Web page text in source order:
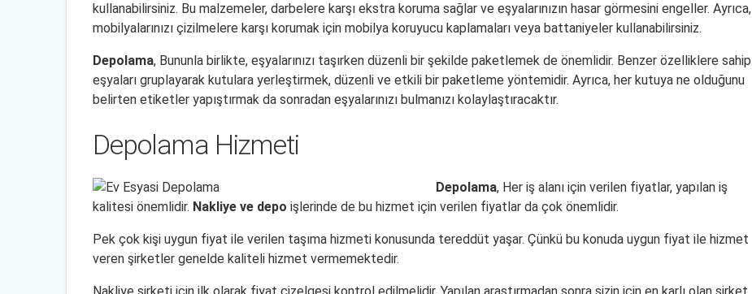
kullanabilirsiniz. Bu malzemeler, darbelere karşı ekstra koruma sağlar ve eşyalarınızın hasar görmesini engeller. Ayrıca,
mobilyalarınızı çizilmelere karşı korumak için mobilya koruyucu kaplamaları veya battaniyeler kullanabilirsiniz.
Depolama, Bununla birlikte, eşyalarınızı taşırken düzenli bir şekilde paketlemek de önemlidir. Benzer özelliklere sahip
eşyaları gruplayarak kutulara yerleştirmek, düzenli ve etkili bir paketleme yöntemidir. Ayrıca, her kutuya ne olduğunu
belirten etiketler yapıştırmak da sonradan eşyalarınızı bulmanızı kolaylaştıracaktır.
Depolama Hizmeti
Depolama, Her iş alanı için verilen fiyatlar, yapılan iş
kalitesi önemlidir. Nakliye ve depo işlerinde de bu hizmet için verilen fiyatlar da çok önemlidir.
Pek çok kişi uygun fiyat ile verilen taşıma hizmeti konusunda tereddüt yaşar. Çünkü bu konuda uygun fiyat ile hizmet
veren şirketler genelde kaliteli hizmet vermemektedir.